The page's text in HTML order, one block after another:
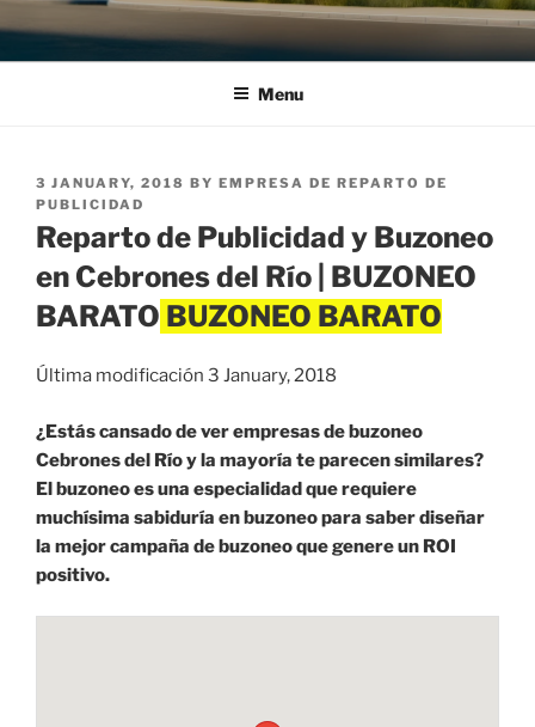
Menu
POSTED
ON
3 JANUARY, 2018 BY EMPRESA DE REPARTO DE
PUBLICIDAD
Reparto de Publicidad y Buzoneo
en Cebrones del Río | BUZONEO
BARATO
Última modificación 3 January, 2018
¿Estás cansado de ver empresas de buzoneo
Cebrones del Río y la mayoría te parecen similares?
El buzoneo es una especialidad que requiere
muchísima sabiduría en buzoneo para saber diseñar
la mejor campaña de buzoneo que genere un ROI
positivo.